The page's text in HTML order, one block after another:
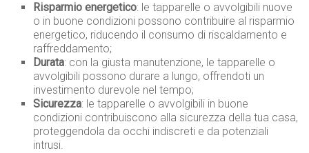
Risparmio energetico: le tapparelle o avvolgibili nuove
o in buone condizioni possono contribuire al risparmio
energetico, riducendo il consumo di riscaldamento e
raffreddamento;
Durata: con la giusta manutenzione, le tapparelle o
avvolgibili possono durare a lungo, offrendoti un
investimento durevole nel tempo;
Sicurezza: le tapparelle o avvolgibili in buone
condizioni contribuiscono alla sicurezza della tua casa,
proteggendola da occhi indiscreti e da potenziali
intrusi.